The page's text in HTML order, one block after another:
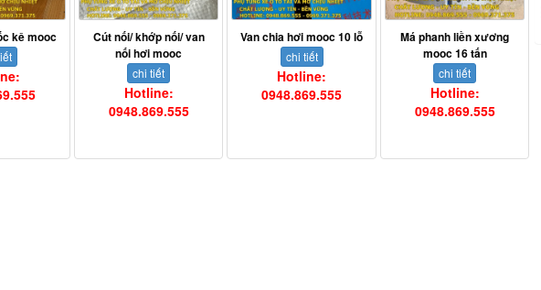
kê mooc
Cút nối/ khớp nối/ van
nối hơi mooc
chi tiết
Hotline:
0948.869.555
Van chia hơi mooc 10 lỗ
chi tiết
Hotline:
0948.869.555
Má phanh liền xương
mooc 16 tấn
chi tiết
Hotline:
0948.869.555